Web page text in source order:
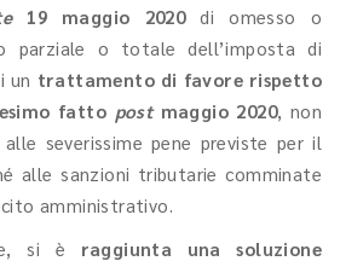
19 maggio 2020di omesso o
parziale o totale dell’imposta di
un trattamento di favore rispetto
fatto postmaggio 2020, non
severissime pene previste per il
alle sanzioni tributarie comminate
amministrativo.
si è raggiunta una soluzione